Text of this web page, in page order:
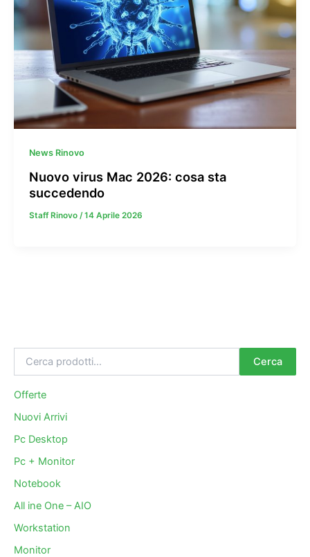
Cerca
Offerte
Nuovi Arrivi
Pc Desktop
Pc + Monitor
Notebook
All ine One – AIO
Workstation
Monitor
News Rinovo
Nuovo virus Mac 2026: cosa sta
succedendo
Staff Rinovo /14 Aprile 2026